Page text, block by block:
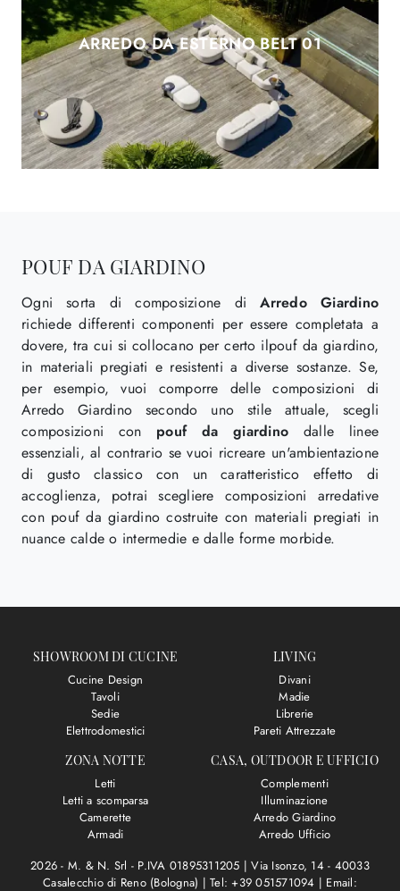
ARREDO DA ESTERNO BELT 01
POUF DA GIARDINO
Ogni sorta di composizione diArredo Giardino
richiede differenti componenti per essere completata a
dovere, tra cui si collocano per certo ilpouf da giardino,
in materiali pregiati e resistenti a diverse sostanze. Se,
per esempio, vuoi comporre delle composizioni di
Arredo Giardino secondo uno stile attuale, scegli
composizioni con pouf da giardino dalle linee
essenziali, al contrario se vuoi ricreare un'ambientazione
di gusto classico con un caratteristico effetto di
accoglienza, potrai scegliere composizioni arredative
con pouf da giardino costruite con materiali pregiati in
nuance calde o intermedie e dalle forme morbide.
SHOWROOM DI CUCINE
Cucine Design
Tavoli
Sedie
Elettrodomestici
LIVING
Divani
Madie
Librerie
Pareti Attrezzate
ZONA NOTTE
Letti
Letti a scomparsa
Camerette
Armadi
CASA, OUTDOOR E UFFICIO
Complementi
Illuminazione
Arredo Giardino
Arredo Ufficio
2026 - M. & N. Srl - P.IVA 01895311205 |Via Isonzo, 14 - 40033
Casalecchio di Reno (Bologna) |Tel: +39 051571094 | Email: